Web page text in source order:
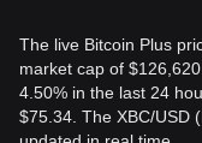
The live Bitcoin Plus
market cap of
4.50% in the last 24
$75.34. The XBC/USD